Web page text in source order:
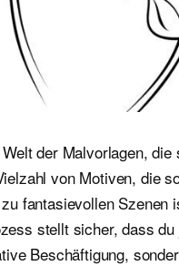
der Malvorlagen,
von Motiven, die
fantasievollen
stellt sicher, dass
Beschäftigung,